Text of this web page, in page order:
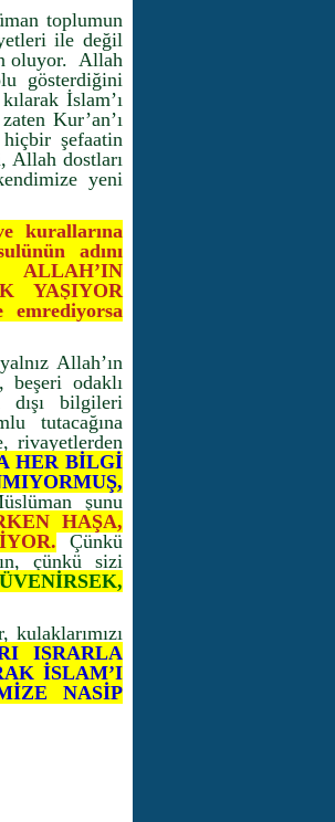
toplumun
ile değil
oluyor. Allah
gösterdiğini
İslam’ı
Kur’an’ı
şefaatin
Allah dostları
yeni
kurallarına
adını
ALLAH’IN
YAŞIYOR
Allah’ın
beşeri odaklı
dışı bilgileri
tutacağına
rivayetlerden
HER BİLGİ
şunu
HAŞA,
Çünkü
çünkü sizi
ISRARLA
İSLAM’I
NASİP